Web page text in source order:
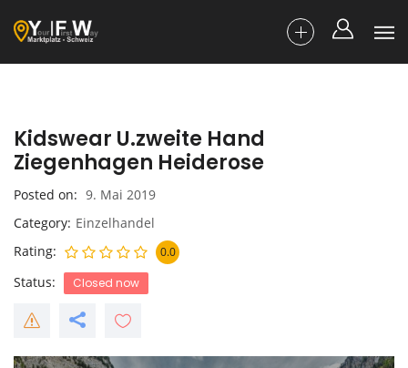
Kidswear U.zweite Hand
Ziegenhagen Heiderose
Posted on
9. Mai 2019
Category Einzelhandel
Rating
0.0
Status Closed now